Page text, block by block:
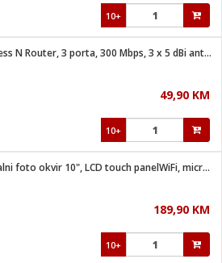
10+
Wireless N Router, 3 porta, 300 Mbps, 3 x 5 dBi antena
49,90 KM
10+
Digitalni foto okvir 10", LCD touch panelWiFi, microUSB
189,90 KM
10+